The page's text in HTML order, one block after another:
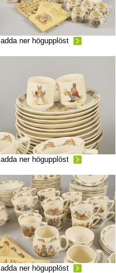
ladda ner högupplöst
ladda ner högupplöst
ladda ner högupplöst